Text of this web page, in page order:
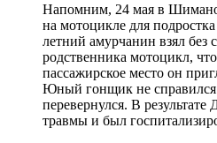
Напомним, 24 мая в
на мотоцикле для
летний амурчанин взял без
родственника мотоцикл,
пассажирское место он
Юный гонщик не
перевернулся. В
травмы и был